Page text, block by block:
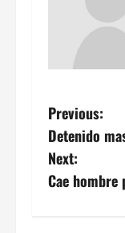
P
o
s
Previous:
Detenido
Next:
Cae